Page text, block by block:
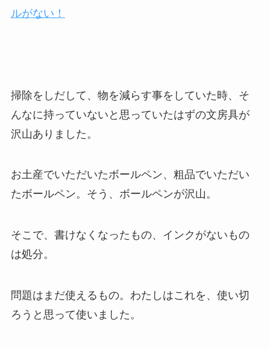
ルがない！
掃除をしだして、物を減らす事をしていた時、そ
んなに持っていないと思っていたはずの文房具が
沢山ありました。
お土産でいただいたボールペン、粗品でいただい
たボールペン。そう、ボールペンが沢山。
そこで、書けなくなったもの、インクがないもの
は処分。
問題はまだ使えるもの。わたしはこれを、使い切
ろうと思って使いました。